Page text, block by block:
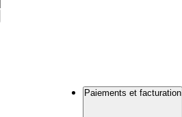
Paiements et facturation